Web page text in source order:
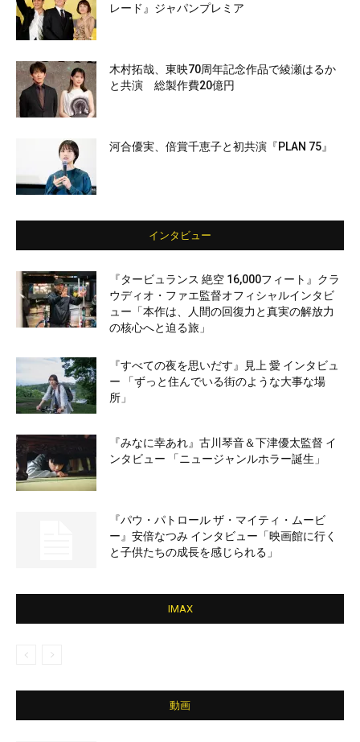
レード』ジャパンプレミア
木村拓哉、東映70周年記念作品で綾瀬はるか
と共演 総製作費20億円
河合優実、倍賞千恵子と初共演『PLAN 75』
インタビュー
『タービュランス 絶空 16,000フィート』クラ
ウディオ・ファエ監督オフィシャルインタビ
ュー「本作は、人間の回復力と真実の解放力
の核心へと迫る旅」
『すべての夜を思いだす』見上 愛 インタビュ
ー 「ずっと住んでいる街のような大事な場
所」
『みなに幸あれ』古川琴音＆下津優太監督 イ
ンタビュー 「ニュージャンルホラー誕生」
『パウ・パトロール ザ・マイティ・ムービ
ー』安倍なつみ インタビュー「映画館に行く
と子供たちの成長を感じられる」
IMAX
動画